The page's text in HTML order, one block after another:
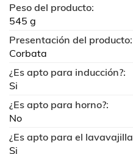
Peso del producto:
545 g
Presentación del producto:
Corbata
¿Es apto para inducción?:
Si
¿Es apto para horno?:
No
¿Es apto para el
Si